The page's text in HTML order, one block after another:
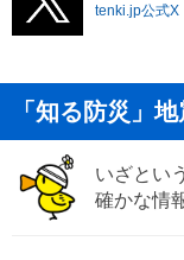
tenki.jp公式X
「知る防災」
いざとい
確かな情